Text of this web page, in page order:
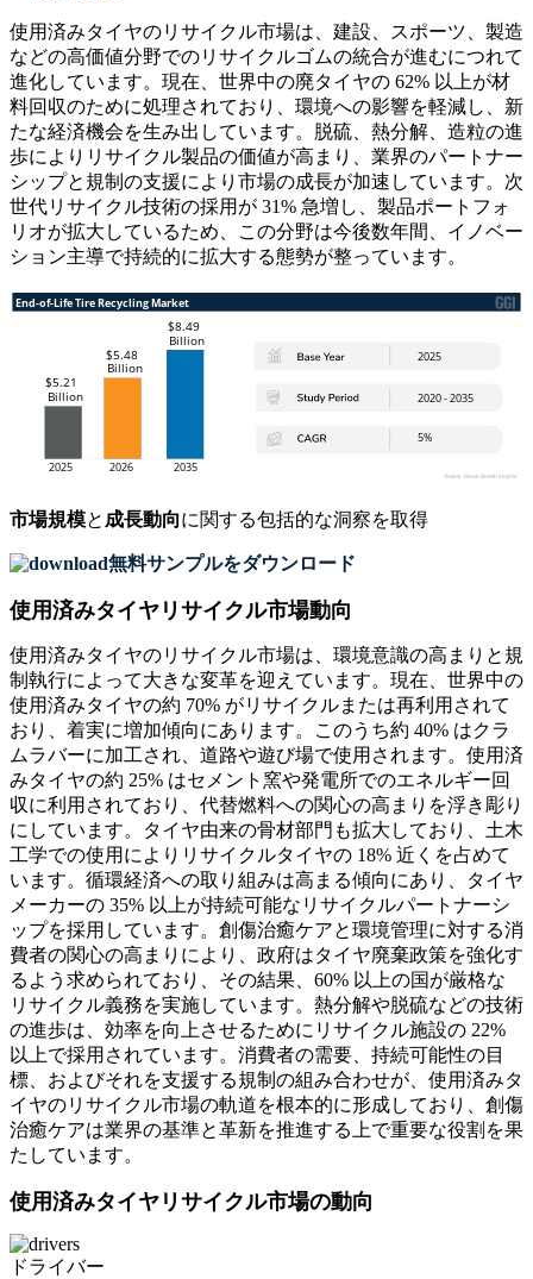
使用済みタイヤのリサイクル市場は、建設、スポーツ、製造
などの高価値分野でのリサイクルゴムの統合が進むにつれて
進化しています。現在、世界中の廃タイヤの 62% 以上が材
料回収のために処理されており、環境への影響を軽減し、新
たな経済機会を生み出しています。脱硫、熱分解、造粒の進
歩によりリサイクル製品の価値が高まり、業界のパートナー
シップと規制の支援により市場の成長が加速しています。次
世代リサイクル技術の採用が 31% 急増し、製品ポートフォ
リオが拡大しているため、この分野は今後数年間、イノベー
ション主導で持続的に拡大する態勢が整っています。
市場規模と成長動向に関する包括的な洞察を取得
無料サンプルをダウンロード
使用済みタイヤリサイクル市場動向
使用済みタイヤのリサイクル市場は、環境意識の高まりと規
制執行によって大きな変革を迎えています。現在、世界中の
使用済みタイヤの約 70% がリサイクルまたは再利用されて
おり、着実に増加傾向にあります。このうち約 40% はクラ
ムラバーに加工され、道路や遊び場で使用されます。使用済
みタイヤの約 25% はセメント窯や発電所でのエネルギー回
収に利用されており、代替燃料への関心の高まりを浮き彫り
にしています。タイヤ由来の骨材部門も拡大しており、土木
工学での使用によりリサイクルタイヤの 18% 近くを占めて
います。循環経済への取り組みは高まる傾向にあり、タイヤ
メーカーの 35% 以上が持続可能なリサイクルパートナーシ
ップを採用しています。創傷治癒ケアと環境管理に対する消
費者の関心の高まりにより、政府はタイヤ廃棄政策を強化す
るよう求められており、その結果、60% 以上の国が厳格な
リサイクル義務を実施しています。熱分解や脱硫などの技術
の進歩は、効率を向上させるためにリサイクル施設の 22%
以上で採用されています。消費者の需要、持続可能性の目
標、およびそれを支援する規制の組み合わせが、使用済みタ
イヤのリサイクル市場の軌道を根本的に形成しており、創傷
治癒ケアは業界の基準と革新を推進する上で重要な役割を果
たしています。
使用済みタイヤリサイクル市場の動向
ドライバー